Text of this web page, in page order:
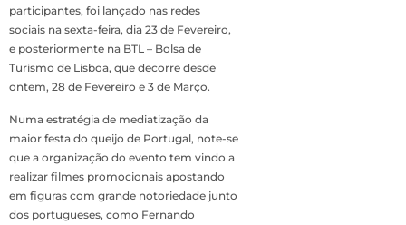
participantes, foi lançado nas redes
sociais na sexta-feira, dia 23 de Fevereiro,
e posteriormente na BTL – Bolsa de
Turismo de Lisboa, que decorre desde
ontem, 28 de Fevereiro e 3 de Março.
Numa estratégia de mediatização da
maior festa do queijo de Portugal, note-se
que a organização do evento tem vindo a
realizar filmes promocionais apostando
em figuras com grande notoriedade junto
dos portugueses, como Fernando